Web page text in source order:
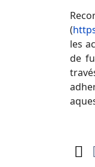
(
les
de